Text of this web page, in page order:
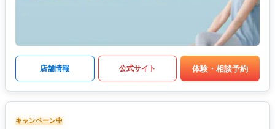
店舗情報 公式サイト 体験・相談予約
キャンペーン中